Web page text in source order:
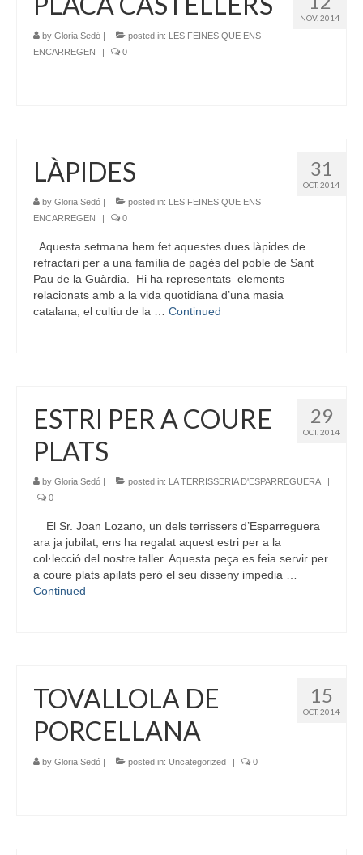
NOV. 2014
by Gloria Sedó | posted in: LES FEINES QUE ENS
ENCARREGEN
| 0
31
OCT. 2014
LÀPIDES
by Gloria Sedó | posted in: LES FEINES QUE ENS
ENCARREGEN
| 0
Aquesta setmana hem fet aquestes dues làpides de
refractari per a una família de pagès del poble de Sant
Pau de la Guàrdia. Hi ha representats elements
relacionats amb a la vida quotidiana d’una masia
catalana, el cultiu de la … Continued
29
OCT. 2014
ESTRI PER A COURE
PLATS
by Gloria Sedó posted in: LA TERRISSERIA D'ESPARREGUERA
0
El Sr. Joan Lozano, un dels terrissers d’Esparreguera
ara ja jubilat, ens ha regalat aquest estri per a la
col·lecció del nostre taller. Aquesta peça es feia servir per
a coure plats apilats però el seu disseny impedia …
Continued
15
OCT. 2014
TOVALLOLA DE
PORCELLANA
by Gloria Sedó | posted in: Uncategorized | 0